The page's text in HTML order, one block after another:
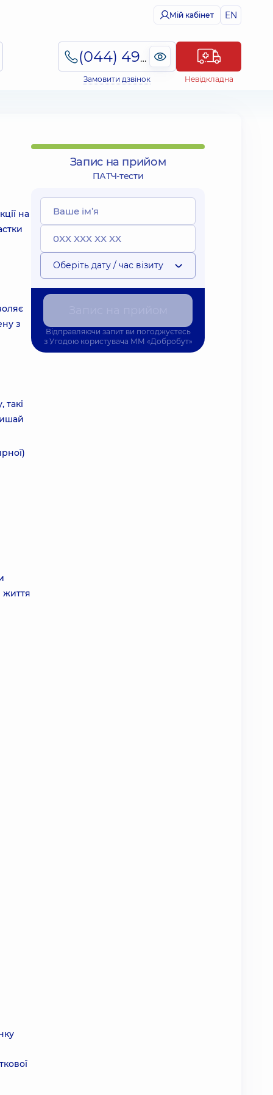
Мій кабінет EN
(044) 495-2-888
Замовити дзвінок Невідкладна
на
з
такі
життя
Запис на прийом
ПАТЧ-тести
Оберіть дату / час візиту
Відправляючи запит ви погоджуєтесь
з Угодою користувача ММ «Добробут»